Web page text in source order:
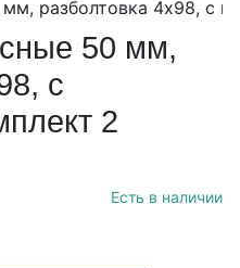
50 мм,
с
2
Есть в наличии